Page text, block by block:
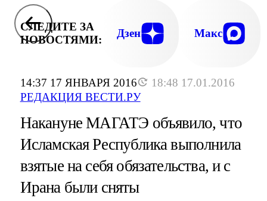
14:37 17 ЯНВАРЯ 2016
18:48 17.01.2016
РЕДАКЦИЯ ВЕСТИ.РУ
СЛЕДИТЕ ЗА
НОВОСТЯМИ:
Дзен Макс
Накануне МАГАТЭ объявило, что
Исламская Республика выполнила
взятые на себя обязательства, и с
Ирана были сняты